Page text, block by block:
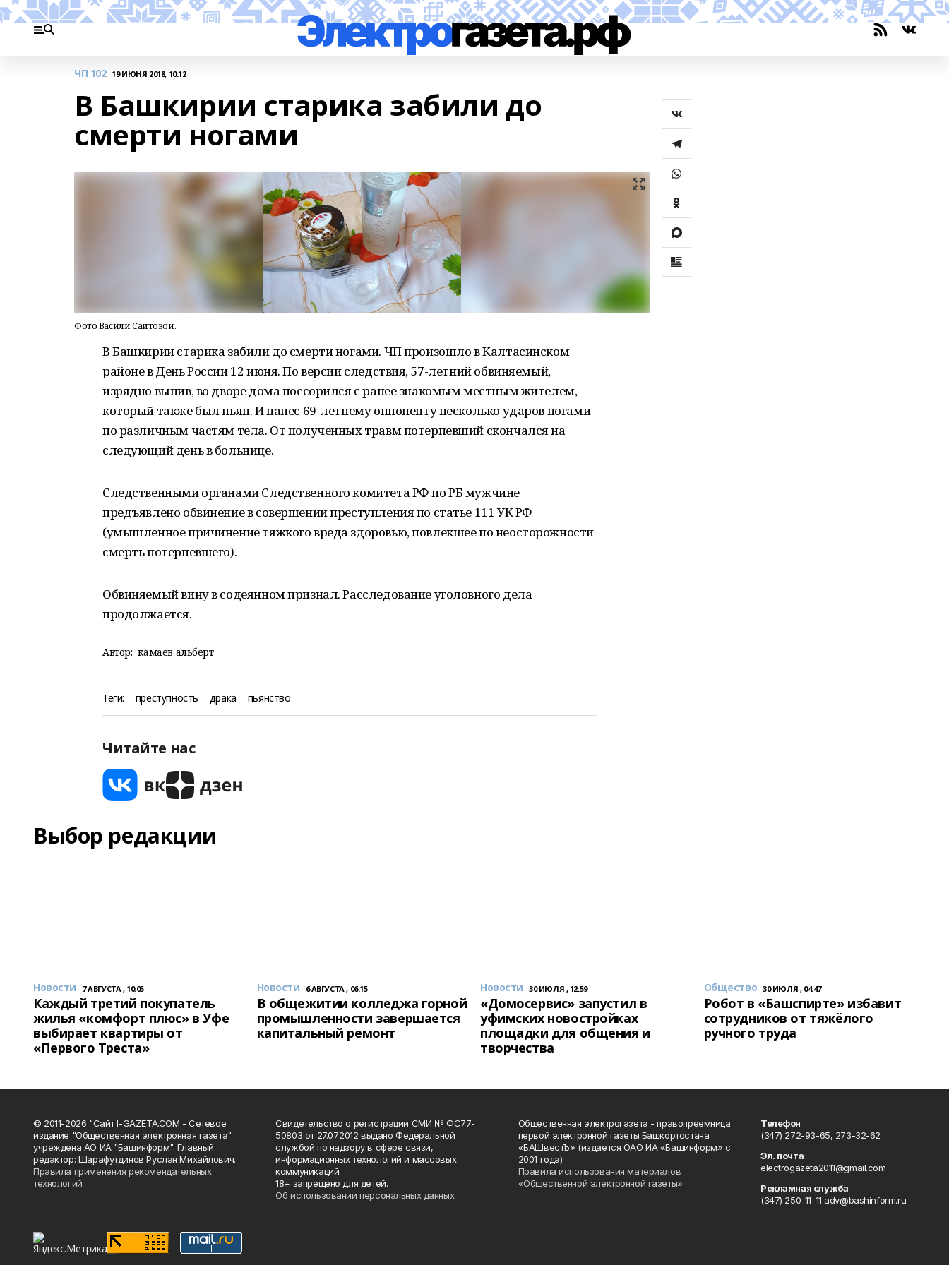
ЧП 102 19 ИЮНЯ 2018, 10:12
В Башкирии старика забили до
смерти ногами
Фото Васили Саитовой.
В Башкирии старика забили до смерти ногами. ЧП произошло в Калтасинском
районе в День России 12 июня. По версии следствия, 57-летний обвиняемый,
изрядно выпив, во дворе дома поссорился с ранее знакомым местным жителем,
который также был пьян. И нанес 69-летнему оппоненту несколько ударов ногами
по различным частям тела. От полученных травм потерпевший скончался на
следующий день в больнице.
Следственными органами Следственного комитета РФ по РБ мужчине
предъявлено обвинение в совершении преступления по статье 111 УК РФ
(умышленное причинение тяжкого вреда здоровью, повлекшее по неосторожности
смерть потерпевшего).
Обвиняемый вину в содеянном признал. Расследование уголовного дела
продолжается.
Автор: камаев альберт
Теги: преступность драка пьянство
Читайте нас
Выбор редакции
Новости 7 АВГУСТА , 10:05
Каждый третий покупатель
жилья «комфорт плюс» в Уфе
выбирает квартиры от
«Первого Треста»
Новости 6 АВГУСТА , 06:15
В общежитии колледжа горной
промышленности завершается
капитальный ремонт
Новости 30 ИЮЛЯ , 12:59
«Домосервис» запустил в
уфимских новостройках
площадки для общения и
творчества
Общество 30 ИЮЛЯ , 04:47
Робот в «Башспирте» избавит
сотрудников от тяжёлого
ручного труда
© 2011-2026 "Сайт I-GAZETA.COM - Сетевое
издание "Общественная электронная газета"
учреждена АО ИА "Башинформ". Главный
редактор: Шарафутдинов Руслан Михайлович.
Правила применения рекомендательных
технологий
Свидетельство о регистрации СМИ № ФС77-
50803 от 27.07.2012 выдано Федеральной
службой по надзору в сфере связи,
информационных технологий и массовых
коммуникаций.
18+ запрещено для детей.
Об использовании персональных данных
Общественная электрогазета - правопреемница
первой электронной газеты Башкортостана
«БАШвестЪ» (издается ОАО ИА «Башинформ» с
2001 года).
Правила использования материалов
«Общественной электронной газеты»
Телефон
(347) 272-93-65, 273-32-62
Эл. почта
electrogazeta2011@gmail.com
Рекламная служба
(347) 250-11-11 adv@bashinform.ru